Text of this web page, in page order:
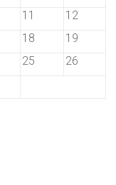
11
12
18
19
25
26